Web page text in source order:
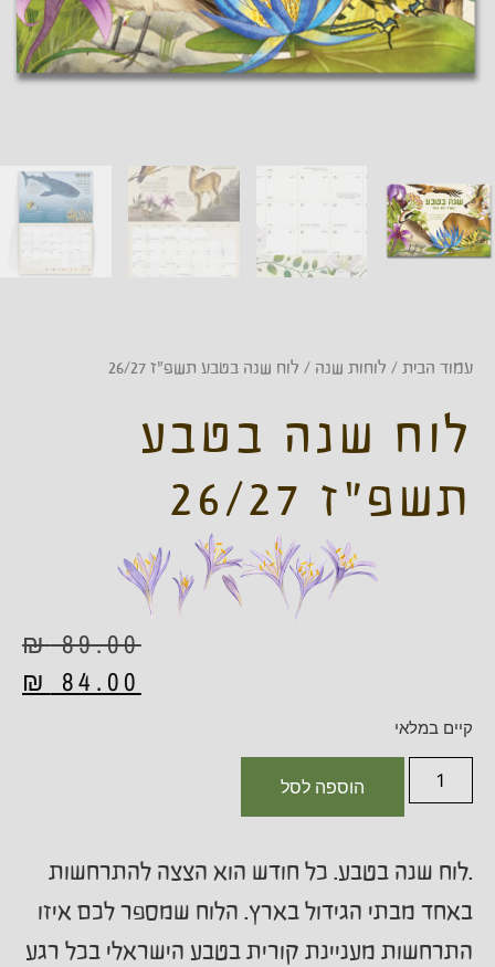
עמוד הבית/לוחות שנה/ לוח שנה בטבע תשפ"ז 26/27
לוח שנה בטבע
תשפ"ז 26/27
₪89.00
₪
84.00
קיים במלאי
הוספה לסל
.לוח שנה בטבע. כל חודש הוא הצצה להתרחשות
באחד מבתי הגידול בארץ. הלוח שמספר לכם איזו
התרחשות מעניינת קורית בטבע הישראלי בכל רגע
הרשמו לניוזלטר והיו הראשונים לקבל עדכונים על
הטבות ומבצעים ברכישת המוצרים שלנו
להרשמה